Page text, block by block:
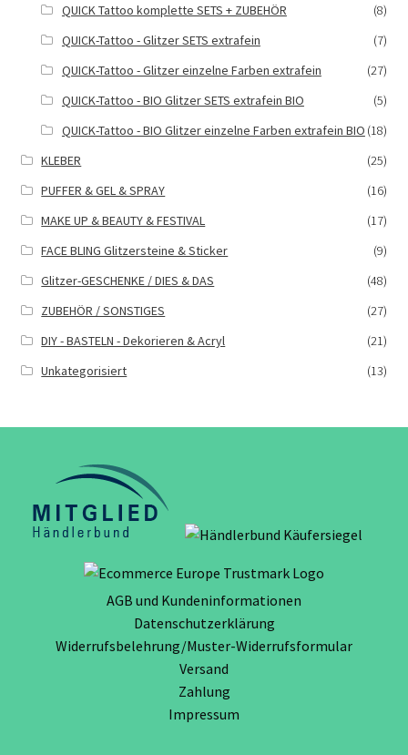
QUICK Tattoo komplette SETS + ZUBEHÖR
(8)
QUICK-Tattoo - Glitzer SETS extrafein
(7)
QUICK-Tattoo - Glitzer einzelne Farben extrafein
(27)
QUICK-Tattoo - BIO Glitzer SETS extrafein BIO
(5)
QUICK-Tattoo - BIO Glitzer einzelne Farben extrafein BIO (18)
KLEBER
(25)
PUFFER & GEL & SPRAY
(16)
MAKE UP & BEAUTY & FESTIVAL
(17)
FACE BLING Glitzersteine & Sticker
(9)
Glitzer-GESCHENKE / DIES & DAS
(48)
ZUBEHÖR / SONSTIGES
(27)
DIY - BASTELN - Dekorieren & Acryl
(21)
Unkategorisiert
(13)
AGB und Kundeninformationen
Datenschutzerklärung
Widerrufsbelehrung/Muster-Widerrufsformular
Versand
Zahlung
Impressum